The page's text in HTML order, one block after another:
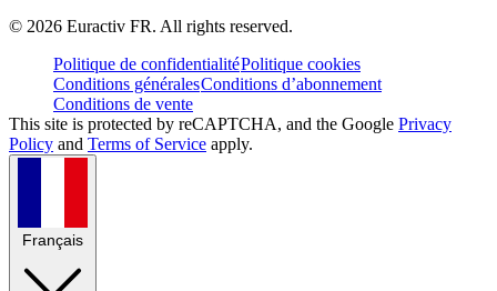
© 2026 Euractiv FR. All rights reserved.
Politique de confidentialitéPolitique cookies
Conditions généralesConditions d’abonnement
Conditions de vente
This site is protected by reCAPTCHA, and the Google Privacy
Policy and Terms of Service apply.
Français